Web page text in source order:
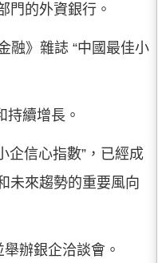
門的外資銀行。
融》雜誌 “中國最佳小
持續增長。
企信心指數”，已經成
未來趨勢的重要風向
辦銀企洽談會。